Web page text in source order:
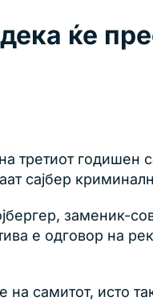
ќе
третиот годишен
сајбер
заменик-
е одговор на
самитот, исто